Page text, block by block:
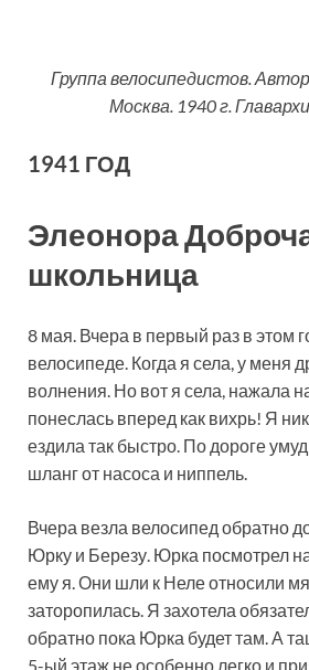
Группа велосипедистов.
Москва. 1940 г.
1941 ГОД
Элеонора
школьница
8 мая. Вчера в первый раз в этом
велосипеде. Когда я села, у меня
волнения. Но вот я села, нажала
понеслась вперед как вихрь! Я
ездила так быстро. По дороге
шланг от насоса и ниппель.
Вчера везла велосипед обратно
Юрку и Березу. Юрка посмотрел
ему я. Они шли к Неле относили
заторопилась. Я захотела
обратно пока Юрка будет там. А
5-ый этаж не особенно легко и